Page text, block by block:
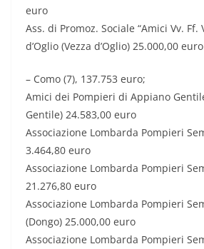
euro
Ass. di Promoz. Sociale “Amici Vv. Ff.
d’Oglio (Vezza d’Oglio) 25.000,00 euro
– Como (7), 137.753 euro;
Amici dei Pompieri di Appiano
Gentile) 24.583,00 euro
Associazione Lombarda Pompieri
3.464,80 euro
Associazione Lombarda Pompieri
21.276,80 euro
Associazione Lombarda Pompieri
(Dongo) 25.000,00 euro
Associazione Lombarda Pompieri